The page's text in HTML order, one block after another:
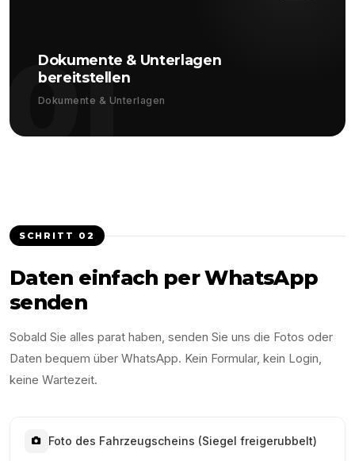
01
Dokumente & Unterlagen
bereitstellen
Dokumente & Unterlagen
SCHRITT 02
Daten einfach per WhatsApp
senden
Sobald Sie alles parat haben, senden Sie uns die Fotos oder
Daten bequem über WhatsApp. Kein Formular, kein Login,
keine Wartezeit.
Foto des Fahrzeugscheins (Siegel freigerubbelt)